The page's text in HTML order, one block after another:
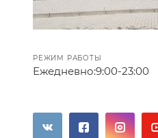
РЕЖИМ РАБОТЫ
Ежедневно:9:00-23:00